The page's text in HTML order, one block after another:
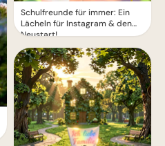
Schulfreunde für immer: Ein
Lächeln für Instagram & den
Neustart!